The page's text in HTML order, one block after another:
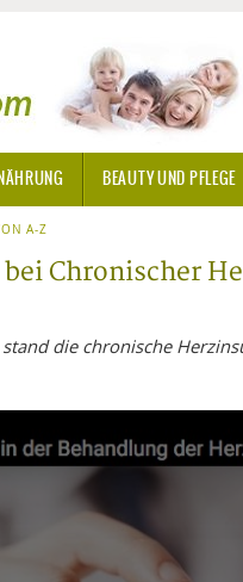
THERAPIE
BLÜTEN
BEAUTY UND PFLEGE
A-Z
Chronischer
die chronische